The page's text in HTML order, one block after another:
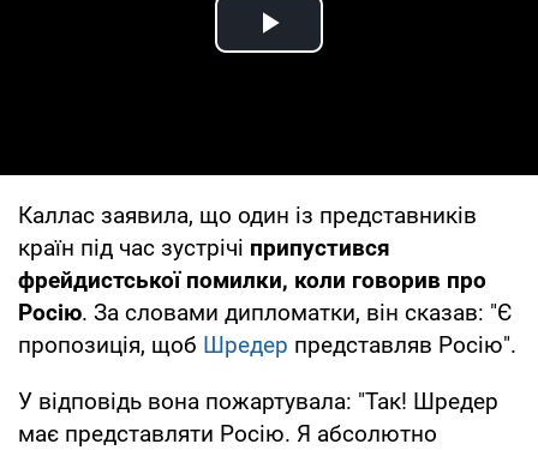
Play Video
Каллас заявила, що один із представників
країн під час зустрічі припустився
фрейдистської помилки, коли говорив про
Росію. За словами дипломатки, він сказав: "Є
пропозиція, щоб Шредер представляв Росію".
У відповідь вона пожартувала: "Так! Шредер
має представляти Росію. Я абсолютно